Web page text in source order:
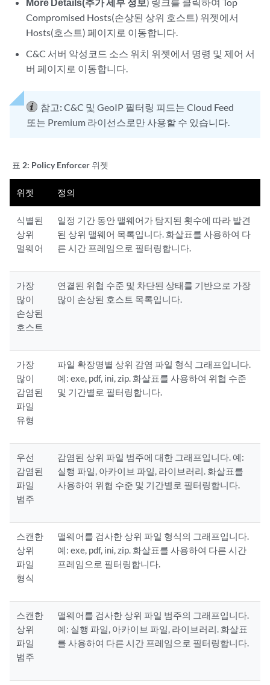
Compromised Hosts(손상된 상위 호스트) 위젯에서
Hosts(호스트) 페이지로 이동합니다.
C&C 서버 악성코드 소스 위치 위젯에서 명령 및 제어 서
버 페이지로 이동합니다.
참고:C&C 및 GeoIP 필터링 피드는 Cloud Feed
또는 Premium 라이선스로만 사용할 수 있습니다.
표 2: Policy Enforcer 위젯
위젯 정의
식별된
상위
멀웨어
일정 기간 동안 맬웨어가 탐지된 횟수에 따라 발견
된 상위 맬웨어 목록입니다. 화살표를 사용하여 다
른 시간 프레임으로 필터링합니다.
가장
많이
손상된
호스트
연결된 위협 수준 및 차단된 상태를 기반으로 가장
많이 손상된 호스트 목록입니다.
가장
많이
감염된
파일
유형
파일 확장명별 상위 감염 파일 형식 그래프입니다.
예: exe, pdf, ini, zip. 화살표를 사용하여 위협 수준
및 기간별로 필터링합니다.
우선
감염된
파일
범주
감염된 상위 파일 범주에 대한 그래프입니다. 예:
실행 파일, 아카이브 파일, 라이브러리. 화살표를
사용하여 위협 수준 및 기간별로 필터링합니다.
스캔한
상위
파일
형식
맬웨어를 검사한 상위 파일 형식의 그래프입니다.
예: exe, pdf, ini, zip. 화살표를 사용하여 다른 시간
프레임으로 필터링합니다.
스캔한
상위
파일
범주
맬웨어를 검사한 상위 파일 범주의 그래프입니다.
예: 실행 파일, 아카이브 파일, 라이브러리. 화살표
를 사용하여 다른 시간 프레임으로 필터링합니다.